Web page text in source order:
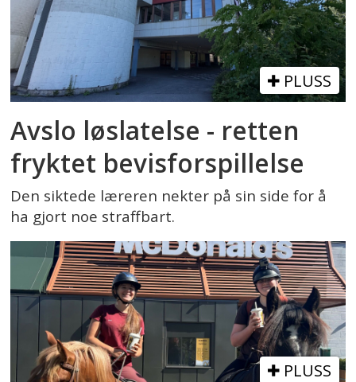
PLUSS
Avslo løslatelse - retten
fryktet bevisforspillelse
Den siktede læreren nekter på sin side for å
ha gjort noe straffbart.
PLUSS